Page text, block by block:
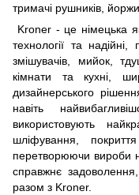
тримачі рушників,
Kroner - це німецька
технології та
змішувачів, мийок,
кімнати та кухні,
дизайнерського
навіть
використовують
шліфування,
перетворюючи вироби
справжнє
разом з Kroner.